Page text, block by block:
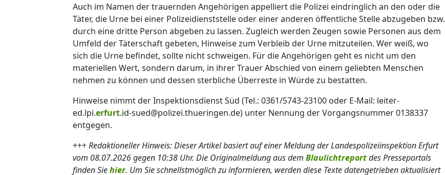
Auch im Namen der trauernden Angehörigen appelliert die Polizei eindringlich an den oder die
Täter, die Urne bei einer Polizeidienststelle oder einer anderen öffentliche Stelle abzugeben bzw.
durch eine dritte Person abgeben zu lassen. Zugleich werden Zeugen sowie Personen aus dem
Umfeld der Täterschaft gebeten, Hinweise zum Verbleib der Urne mitzuteilen. Wer weiß, wo
sich die Urne befindet, sollte nicht schweigen. Für die Angehörigen geht es nicht um den
materiellen Wert, sondern darum, in ihrer Trauer Abschied von einem geliebten Menschen
nehmen zu können und dessen sterbliche Überreste in Würde zu bestatten.
Hinweise nimmt der Inspektionsdienst Süd (Tel.: 0361/5743-23100 oder E-Mail: leiter-
ed.lpi.erfurt.id-sued@polizei.thueringen.de) unter Nennung der Vorgangsnummer 0138337
entgegen.
+++Redaktioneller Hinweis: Dieser Artikel basiert auf einer Meldung der Landespolizeiinspektion Erfurt
vom 08.07.2026 gegen 10:38 Uhr. Die Originalmeldung aus dem Blaulichtreportdes Presseportals
finden Siehier. Um Sie schnellstmöglich zu informieren, werden diese Texte datengetrieben aktualisiert